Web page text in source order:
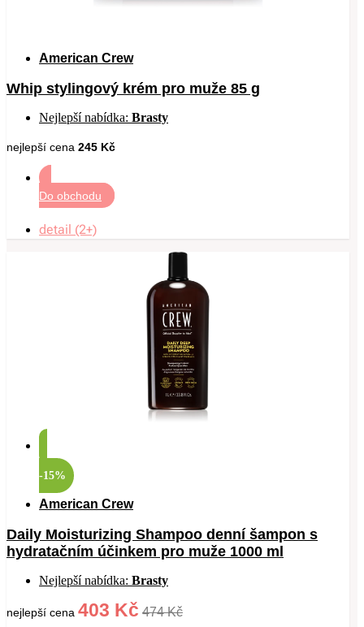
American Crew
Whip stylingový krém pro muže 85 g
Nejlepší nabídka: Brasty
nejlepší cena 245 Kč
Do obchodu
detail (2+)
-15%
American Crew
Daily Moisturizing Shampoo denní šampon s
hydratačním účinkem pro muže 1000 ml
Nejlepší nabídka: Brasty
nejlepší cena 403 Kč 474 Kč